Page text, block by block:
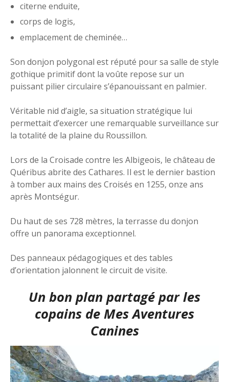
citerne enduite,
corps de logis,
emplacement de cheminée…
Son donjon polygonal est réputé pour sa salle de style
gothique primitif dont la voûte repose sur un
puissant pilier circulaire s’épanouissant en palmier.
Véritable nid d’aigle, sa situation stratégique lui
permettait d’exercer une remarquable surveillance sur
la totalité de la plaine du Roussillon.
Lors de la Croisade contre les Albigeois, le château de
Quéribus abrite des Cathares. Il est le dernier bastion
à tomber aux mains des Croisés en 1255, onze ans
après Montségur.
Du haut de ses 728 mètres, la terrasse du donjon
offre un panorama exceptionnel.
Des panneaux pédagogiques et des tables
d’orientation jalonnent le circuit de visite.
Un bon plan partagé par les
copains de Mes Aventures
Canines